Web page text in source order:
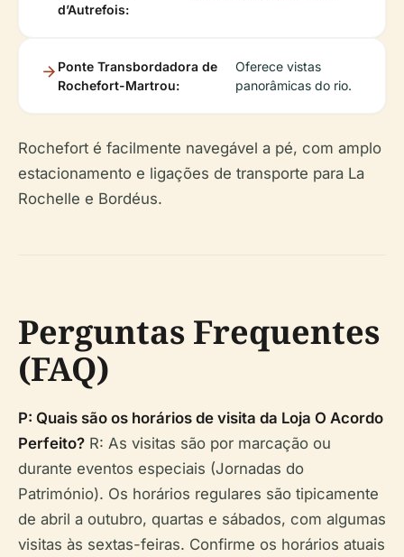
d’Autrefois:
Ponte Transbordadora de
Rochefort-Martrou:
Oferece vistas
panorâmicas do rio.
Rochefort é facilmente navegável a pé, com amplo
estacionamento e ligações de transporte para La
Rochelle e Bordéus.
Perguntas Frequentes
(FAQ)
P: Quais são os horários de visita da Loja O Acordo
Perfeito? R: As visitas são por marcação ou
durante eventos especiais (Jornadas do
Património). Os horários regulares são tipicamente
de abril a outubro, quartas e sábados, com algumas
visitas às sextas-feiras. Confirme os horários atuais